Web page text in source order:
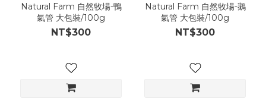
Natural Farm 自然牧場-鴨
氣管 大包裝/100g
NT$300
Natural Farm 自然牧場-鵝
氣管 大包裝/100g
NT$300